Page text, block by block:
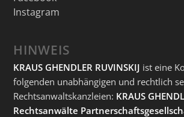
Instagram
HINWEIS
KRAUS GHENDLER RUVINSKIJ ist eine
folgenden unabhängigen und rechtlich
Rechtsanwaltskanzleien: KRAUS
Rechtsanwälte